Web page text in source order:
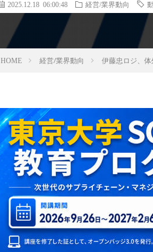
2025.12.18 06:00:48 経営/業界動向
HOME 経営/業界動向 伊藤忠ロジ、